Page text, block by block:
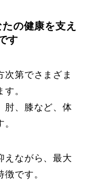
の健康を支え
す
次第でさまざま
。
肘、膝など、体
えながら、最大
です。